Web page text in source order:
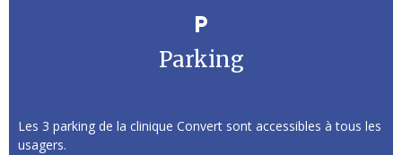
Parking
Les 3 parking de la clinique Convert sont accessibles à tous les
usagers.